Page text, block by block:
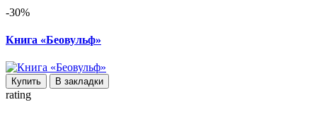
-30%
Книга «Беовульф»
Купить В закладки
rating